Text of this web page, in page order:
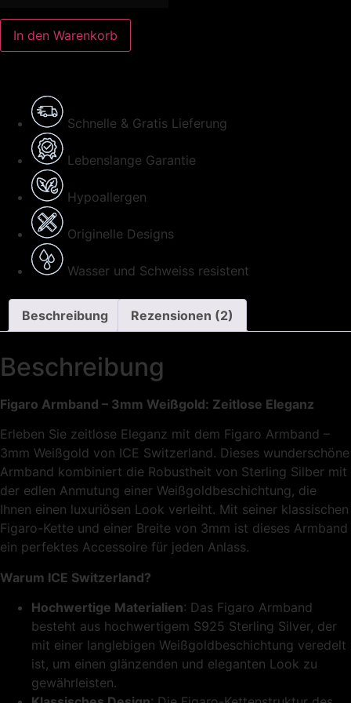
In den Warenkorb
Schnelle & Gratis Lieferung
Lebenslange Garantie
Hypoallergen
Originelle Designs
Wasser und Schweiss resistent
Beschreibung Rezensionen (2)
Beschreibung
Figaro Armband – 3mm Weißgold: Zeitlose Eleganz
Erleben Sie zeitlose Eleganz mit dem Figaro Armband –
3mm Weißgold von ICE Switzerland. Dieses wunderschöne
Armband kombiniert die Robustheit von Sterling Silber mit
der edlen Anmutung einer Weißgoldbeschichtung, die
Ihnen einen luxuriösen Look verleiht. Mit seiner klassischen
Figaro-Kette und einer Breite von 3mm ist dieses Armband
ein perfektes Accessoire für jeden Anlass.
Warum ICE Switzerland?
Hochwertige Materialien: Das Figaro Armband
besteht aus hochwertigem S925 Sterling Silver, der
mit einer langlebigen Weißgoldbeschichtung veredelt
ist, um einen glänzenden und eleganten Look zu
gewährleisten.